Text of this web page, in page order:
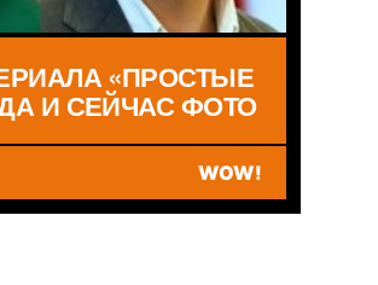
«ПРОСТЫЕ
И СЕЙЧАС ФОТО
WOW!